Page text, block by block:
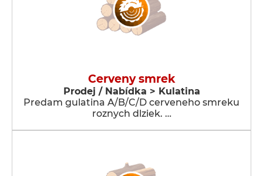
Cerveny smrek
Prodej / Nabídka > Kulatina
Predam gulatina A/B/C/D cerveneho smreku
roznych dlziek. …